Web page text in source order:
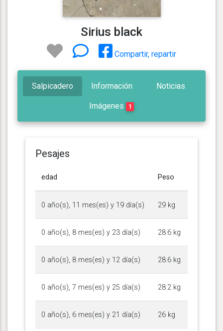
Sirius black
Compartir, repartir
Salpicadero Información Noticias
Imágenes 1
Pesajes
edad Peso
0 año(s), 11 mes(es) y 19 día(s) 29 kg
0 año(s), 8 mes(es) y 23 día(s) 28.6 kg
0 año(s), 8 mes(es) y 12 día(s) 28.6 kg
0 año(s), 7 mes(es) y 25 día(s) 28.2 kg
0 año(s), 6 mes(es) y 21 día(s) 26 kg